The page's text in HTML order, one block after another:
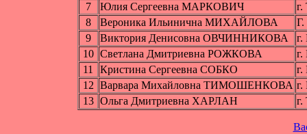
7
Юлия Сергеевна МАРКОВИЧ
8
Вероника Ильинична МИХАЙЛОВА
9
Виктория Денисовна ОВЧИННИКОВА
10 Светлана Дмитриевна РОЖКОВА
11
Кристина Сергеевна СОБКО
12 Варвара Михайловна ТИМОШЕНКОВА
13 Ольга Дмитриевна ХАРЛАН